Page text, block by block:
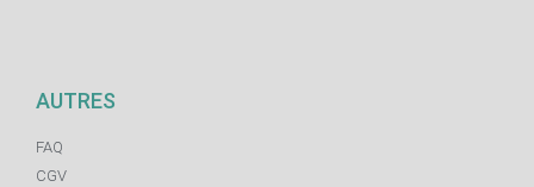
AUTRES
FAQ
CGV